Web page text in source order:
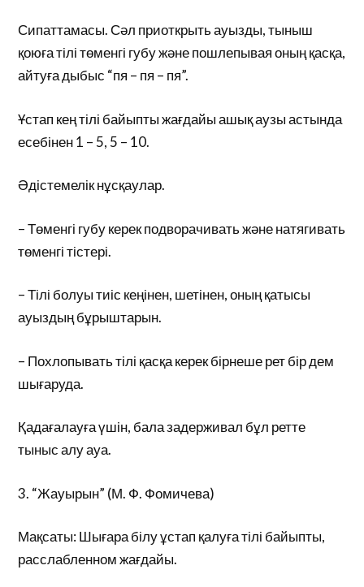
Сипаттамасы. Сәл приоткрыть ауызды, тыныш
қоюға тілі төменгі губу және пошлепывая оның қасқа,
айтуға дыбыс “пя – пя – пя”.
Ұстап кең тілі байыпты жағдайы ашық аузы астында
есебінен 1 – 5, 5 – 10.
Әдістемелік нұсқаулар.
– Төменгі губу керек подворачивать және натягивать
төменгі тістері.
– Тілі болуы тиіс кеңінен, шетінен, оның қатысы
ауыздың бұрыштарын.
– Похлопывать тілі қасқа керек бірнеше рет бір дем
шығаруда.
Қадағалауға үшін, бала задерживал бұл ретте
тыныс алу ауа.
3. “Жауырын” (М. Ф. Фомичева)
Мақсаты: Шығара білу ұстап қалуға тілі байыпты,
расслабленном жағдайы.